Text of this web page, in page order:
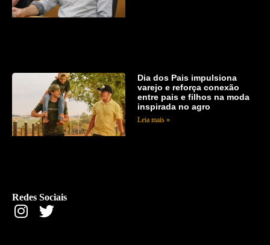
Dia dos Pais impulsiona
varejo e reforça conexão
entre pais e filhos na moda
inspirada no agro
Leia mais »
Redes Sociais